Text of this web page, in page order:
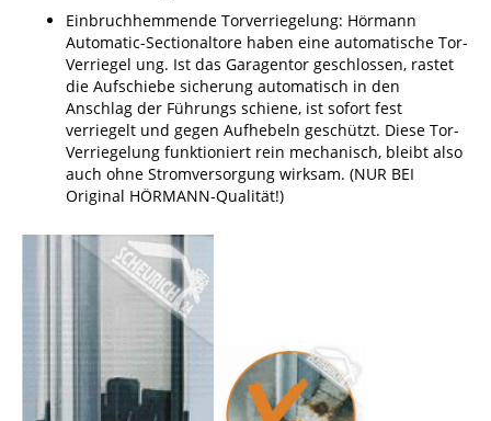
Einbruchhemmende Torverriegelung: Hörmann
Automatic-Sectionaltore haben eine automatische Tor-
Verriegel ung. Ist das Garagentor geschlossen, rastet
die Aufschiebe sicherung automatisch in den
Anschlag der Führungs schiene, ist sofort fest
verriegelt und gegen Aufhebeln geschützt. Diese Tor-
Verriegelung funktioniert rein mechanisch, bleibt also
auch ohne Stromversorgung wirksam. (NUR BEI
Original HÖRMANN-Qualität!)